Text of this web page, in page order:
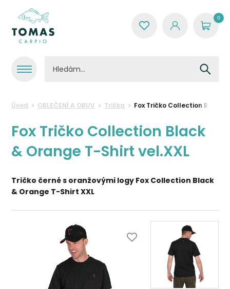
0
Úvod OBLEČENÍ A OBUV Trička Fox Tričko Collection Black
Fox Tričko Collection Black
& Orange T-Shirt vel.XXL
Tričko černé s oranžovými logy Fox Collection Black
& Orange T-Shirt XXL